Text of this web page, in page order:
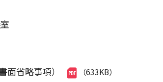
面省略事項） （633KB）